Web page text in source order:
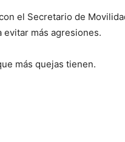
el Secretario de
evitar más agresiones.
más quejas tienen.